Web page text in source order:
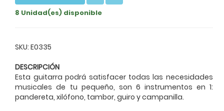
8 Unidad(es) disponible
SKU: E0335
DESCRIPCIÓN
Esta guitarra podrá satisfacer todas las necesidades
musicales de tu pequeño, son 6 instrumentos en 1:
pandereta, xilófono, tambor, guiro y campanilla.